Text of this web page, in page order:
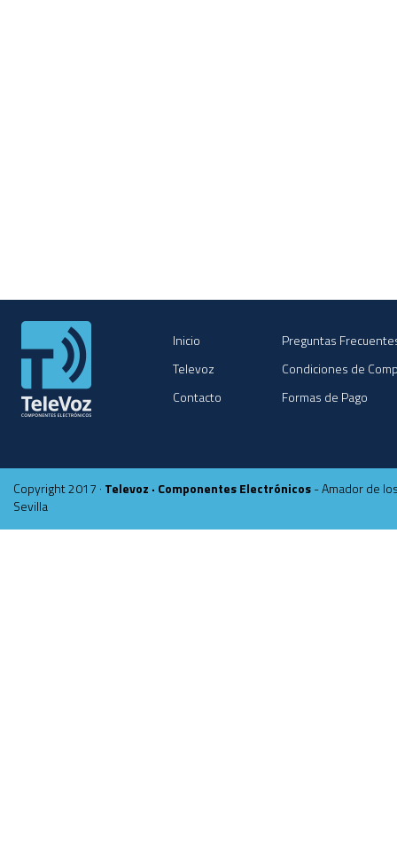
Inicio
Preguntas
Televoz
Condiciones de
Contacto
Formas de Pago
Copyright 2017 · Televoz · Componentes Electrónicos- Amador de
Sevilla